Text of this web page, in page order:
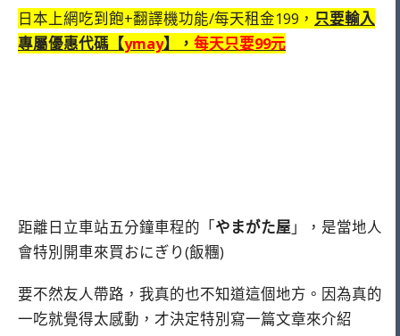
日本上網吃到飽+翻譯機功能/每天租金199， 只要輸入
專屬優惠代碼【ymay】， 每天只要99元
距離日立車站五分鐘車程的「やまがた屋」，是當地人
會特別開車來買おにぎり(飯糰)
要不然友人帶路，我真的也不知道這個地方。因為真的
一吃就覺得太感動，才決定特別寫一篇文章來介紹